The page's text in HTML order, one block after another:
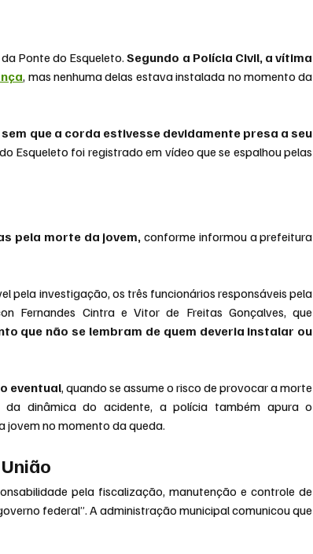
Ponte do Esqueleto. Segundo a Polícia Civil, a vítima
, mas nenhuma delas estava instalada no momento da
que a corda estivesse devidamente presa a seu
Esqueleto foi registrado em vídeo que se espalhou pelas
pela morte da jovem, conforme informou a prefeitura
pela investigação, os três funcionários responsáveis pela
Fernandes Cintra e Vitor de Freitas Gonçalves, que
que não se lembram de quem deveria instalar ou
eventual, quando se assume o risco de provocar a morte
dinâmica do acidente, a polícia também apura o
jovem no momento da queda.
pela fiscalização, manutenção e controle de
federal”. A administração municipal comunicou que